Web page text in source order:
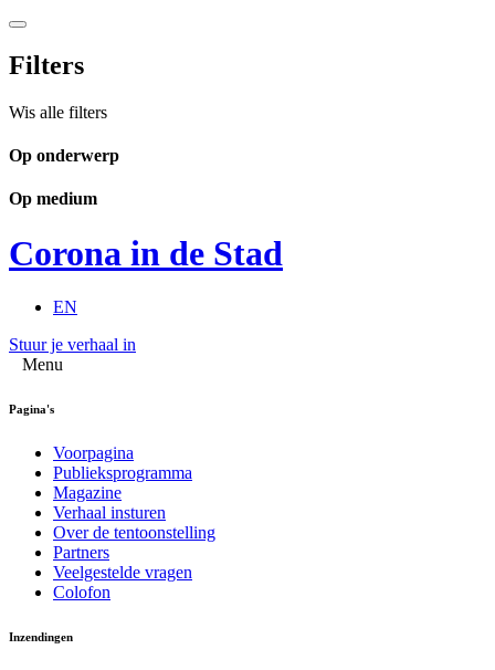
Filters
Wis alle filters
Op onderwerp
Op medium
Corona in de Stad
EN
Stuur je verhaal in
Menu
Pagina's
Voorpagina
Publieksprogramma
Magazine
Verhaal insturen
Over de tentoonstelling
Partners
Veelgestelde vragen
Colofon
Inzendingen